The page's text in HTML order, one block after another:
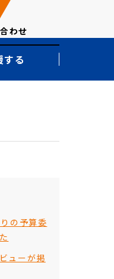
わせ
する
の予算委
ューが掲